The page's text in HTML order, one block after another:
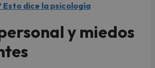
Esto dice la psicología
y miedos